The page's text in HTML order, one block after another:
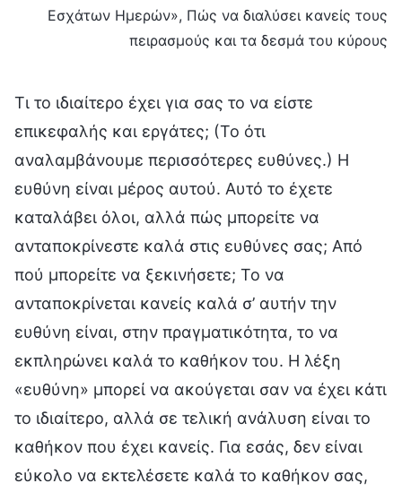
Εσχάτων Ημερών», Πώς να διαλύσει κανείς τους
πειρασμούς και τα δεσμά του κύρους
Τι το ιδιαίτερο έχει για σας το να είστε
επικεφαλής και εργάτες; (Το ότι
αναλαμβάνουμε περισσότερες ευθύνες.) Η
ευθύνη είναι μέρος αυτού. Αυτό το έχετε
καταλάβει όλοι, αλλά πώς μπορείτε να
ανταποκρίνεστε καλά στις ευθύνες σας; Από
πού μπορείτε να ξεκινήσετε; Το να
ανταποκρίνεται κανείς καλά σ’ αυτήν την
ευθύνη είναι, στην πραγματικότητα, το να
εκπληρώνει καλά το καθήκον του. Η λέξη
«ευθύνη» μπορεί να ακούγεται σαν να έχει κάτι
το ιδιαίτερο, αλλά σε τελική ανάλυση είναι το
καθήκον που έχει κανείς. Για εσάς, δεν είναι
εύκολο να εκτελέσετε καλά το καθήκον σας,